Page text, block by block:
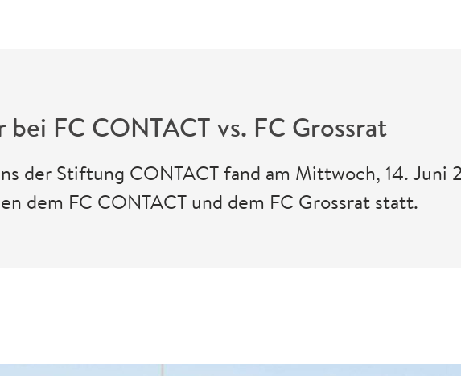
FC CONTACT vs. FC Grossrat
der Stiftung CONTACT fand am Mittwoch, 14. Juni
dem FC CONTACT und dem FC Grossrat statt.